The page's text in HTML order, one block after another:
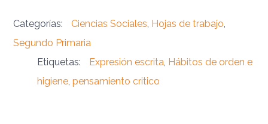
Categorías: Ciencias Sociales Hojas de trabajo
Segundo Primaria
Etiquetas:
Expresión escrita Hábitos de orden e
higiene ,pensamiento critico